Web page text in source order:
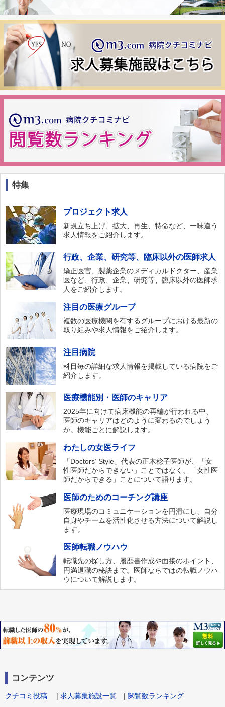
特集
プロジェクト求人
新規立ち上げ、拡大、再生、特命など、一味違う
求人情報をご紹介します。
行政、企業、研究等、臨床以外の医師求人
矯正医官、製薬企業のメディカルドクター、産業
医など、行政、企業、研究等、臨床以外の医師求
人をご紹介します。
注目の医療グループ
複数の医療機関を有するグループにおける最新の
取り組みや求人情報をご紹介します。
注目病院
科目毎の詳細な求人情報を掲載している病院をご
紹介します。
医療機能別・医師のキャリア
2025年に向けて病床機能の再編が行われる中、
医師のキャリアはどのように変わるのでしょう
か。機能ごとに解説します。
わたしの女医ライフ
「Doctors‘ Style」代表の正木稔子医師が、「女
性医師だからできない」ことではなく、「女性医
師だからできる」ことについて語ります。
医師のためのコーチング講座
医療現場のコミュニケーションを円滑にし、自分
自身やチームを活性化させる方法について解説し
ます。
医師転職ノウハウ
転職先の探し方、履歴書作成や面接のポイント、
円満退職の秘訣まで。医師ならではの転職ノウハ
ウについて解説します。
コンテンツ
クチコミ投稿 | 求人募集施設一覧 | 閲覧数ランキング